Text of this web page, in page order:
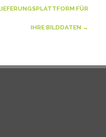
FÜR
IHRE BILDDATEN →